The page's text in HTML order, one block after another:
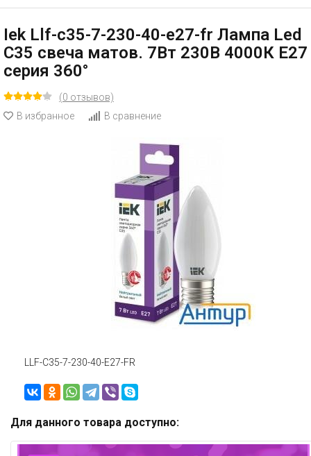
Iek Llf-c35-7-230-40-e27-fr Лампа Led
C35 свеча матов. 7Вт 230В 4000К E27
серия 360°
(0 отзывов)
В избранное
В сравнение
LLF-C35-7-230-40-E27-FR
Для данного товара доступно: